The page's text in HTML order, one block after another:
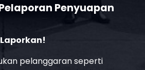
Penyuapan
pelanggaran seperti